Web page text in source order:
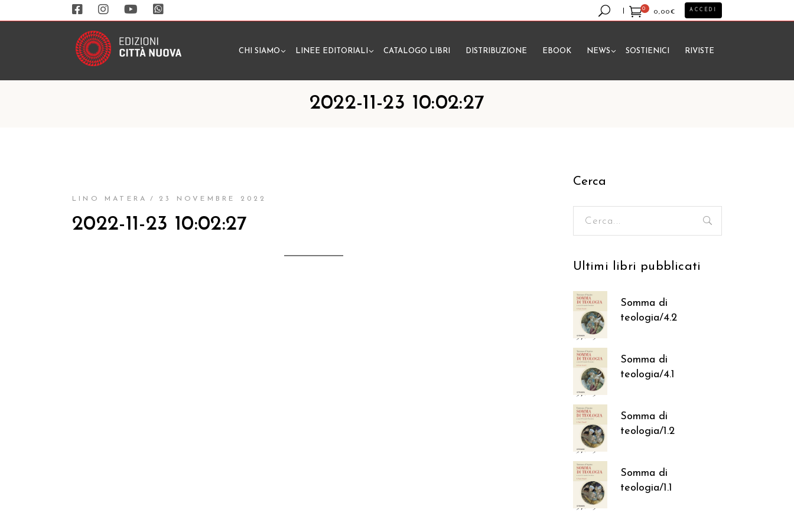
0
0,00€
Nessun prodotto nel carrello.
ACCEDI
CHI SIAMO LINEE EDITORIALI CATALOGO LIBRI DISTRIBUZIONE EBOOK NEWS SOSTIENICI RIVISTE
2022-11-23 10:02:27
LINO MATERA 23 NOVEMBRE 2022
2022-11-23 10:02:27
Cerca
Ultimi libri pubblicati
Somma di
teologia/4.2
37,05€
Somma di
teologia/4.1
37,05€
Somma di
teologia/1.2
37,05€
Somma di
teologia/1.1
37,05€